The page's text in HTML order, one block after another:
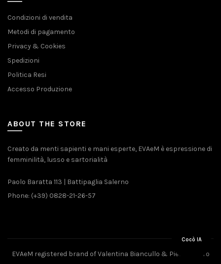
Condizioni di vendita
Metodi di pagamento
Privacy & Cookies
Spedizioni
Politica Resi
Accesso Produzione
ABOUT THE STORE
Creato da menti sapienti e mani esperte, EVAeM è espressione di
femminilità, lusso e sartorialità
Paolo Baratta 113 | Battipaglia Salerno
Phone: (+39) 0828-21-26-57
EVAeM registered brand of Valentina Biancullo & Pietro Piliero
Cocò IA